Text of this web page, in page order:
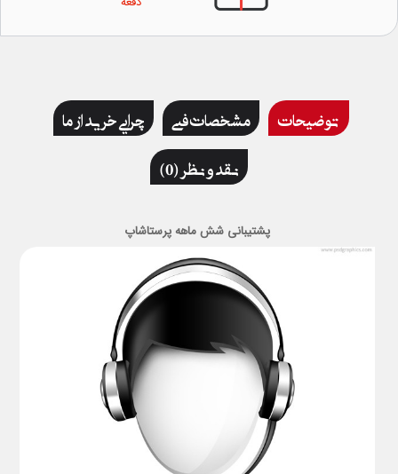
توضیحات مشخصات فنی
چرایی خرید از ما
نقد و نظر (0)
پشتیبانی شش ماهه پرستاشاپ